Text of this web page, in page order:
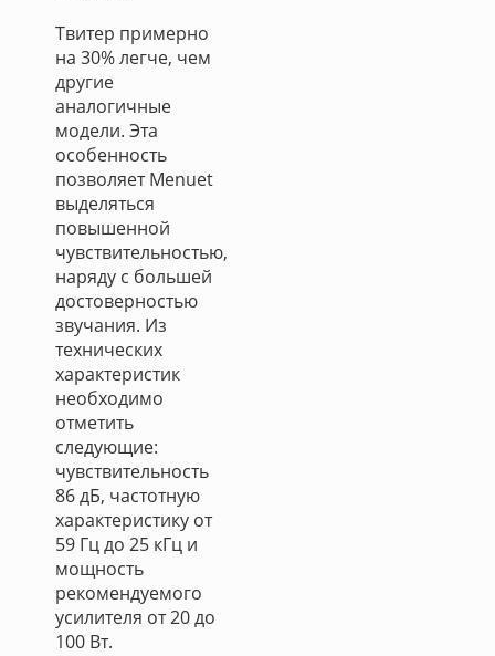
Твитер примерно
на 30% легче, чем
другие
аналогичные
модели. Эта
особенность
позволяет Menuet
выделяться
повышенной
чувствительностью,
наряду с большей
достоверностью
звучания. Из
технических
характеристик
необходимо
отметить
следующие:
чувствительность
86 дБ, частотную
характеристику от
59 Гц до 25 кГц и
мощность
рекомендуемого
усилителя от 20 до
100 Вт.